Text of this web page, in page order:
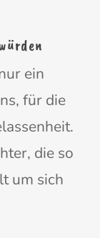
ein
für die
die so
um sich